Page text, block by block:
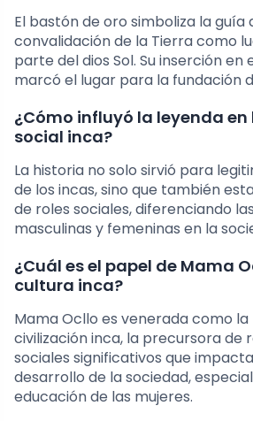
El bastón de oro simboliza la guía
convalidación de la Tierra como
parte del dios Sol. Su inserción en
marcó el lugar para la fundación
¿Cómo influyó la leyenda
social inca?
La historia no solo sirvió para
de los incas, sino que también
de roles sociales, diferenciando
masculinas y femeninas en la
¿Cuál es el papel de Mama
cultura inca?
Mama Ocllo es venerada como
civilización inca, la precursora de
sociales significativos que
desarrollo de la sociedad,
educación de las mujeres.